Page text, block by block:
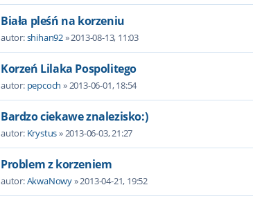
Biała pleśń na korzeniu
autor:shihan92» 2013-08-13, 11:03
Korzeń Lilaka Pospolitego
autor: pepcoch » 2013-06-01, 18:54
Bardzo ciekawe znalezisko:)
autor: Krystus» 2013-06-03, 21:27
Problem z korzeniem
autor:AkwaNowy» 2013-04-21, 19:52